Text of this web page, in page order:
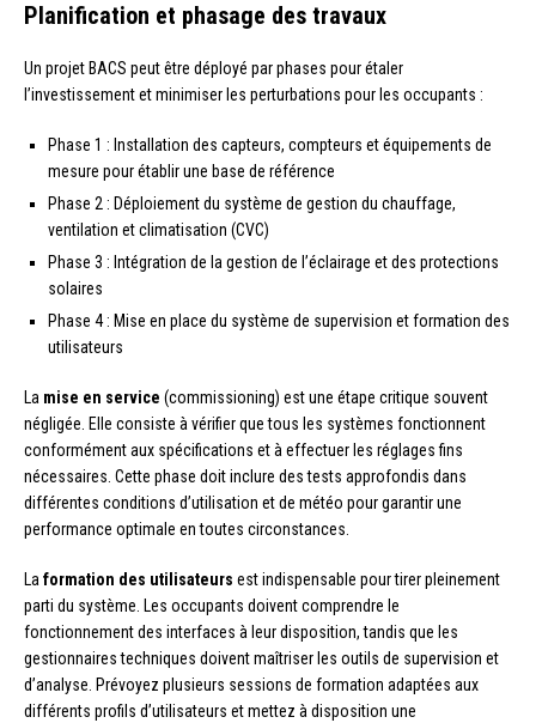
Planification et phasage des travaux
Un projet BACS peut être déployé par phases pour étaler
l’investissement et minimiser les perturbations pour les occupants :
Phase 1 : Installation des capteurs, compteurs et équipements de
mesure pour établir une base de référence
Phase 2 : Déploiement du système de gestion du chauffage,
ventilation et climatisation (CVC)
Phase 3 : Intégration de la gestion de l’éclairage et des protections
solaires
Phase 4 : Mise en place du système de supervision et formation des
utilisateurs
La mise en service (commissioning) est une étape critique souvent
négligée. Elle consiste à vérifier que tous les systèmes fonctionnent
conformément aux spécifications et à effectuer les réglages fins
nécessaires. Cette phase doit inclure des tests approfondis dans
différentes conditions d’utilisation et de météo pour garantir une
performance optimale en toutes circonstances.
La formation des utilisateurs est indispensable pour tirer pleinement
parti du système. Les occupants doivent comprendre le
fonctionnement des interfaces à leur disposition, tandis que les
gestionnaires techniques doivent maîtriser les outils de supervision et
d’analyse. Prévoyez plusieurs sessions de formation adaptées aux
différents profils d’utilisateurs et mettez à disposition une